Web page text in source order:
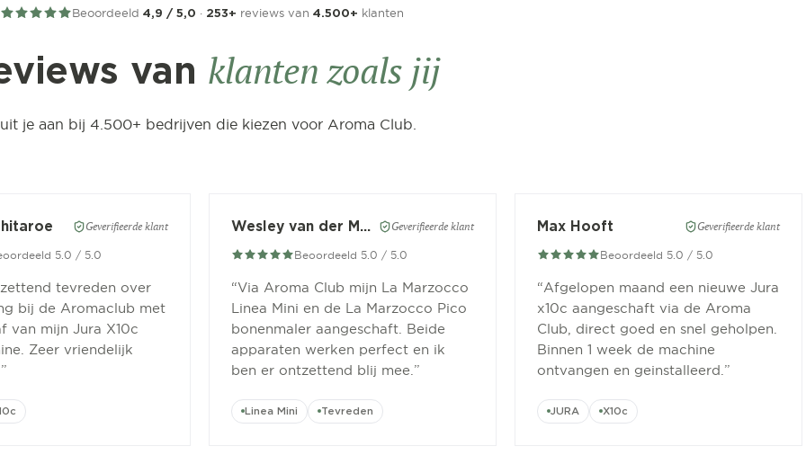
Beoordeeld 4,9 / 5,0 · 253+ reviews van 4.500+ klanten
van klanten zoals jij
je aan bij 4.500+ bedrijven die kiezen voor Aroma Club.
Geverifieerde klant
5.0 / 5.0
tevreden over
bij de Aromaclub met
van mijn Jura X10c
Zeer vriendelijk
”
Wesley van der Meer Geverifieerde klant
Beoordeeld 5.0 / 5.0
“Via Aroma Club mijn La Marzocco
Linea Mini en de La Marzocco Pico
bonenmaler aangeschaft. Beide
apparaten werken perfect en ik
ben er ontzettend blij mee. ”
Linea Mini Tevreden
Max Hooft Geverifieerde klant
Beoordeeld 5.0 / 5.0
“Afgelopen maand een nieuwe Jura
x10c aangeschaft via de Aroma
Club, direct goed en snel geholpen.
Binnen 1 week de machine
ontvangen en geinstalleerd. ”
JURA X10c